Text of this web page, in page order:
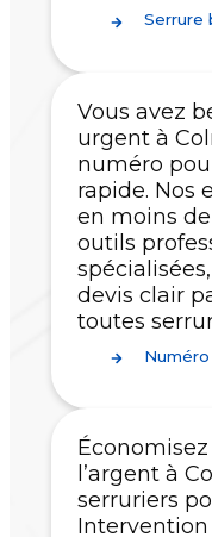
Serrure
Vous avez
urgent à
numéro
rapide. Nos
en moins
outils
devis clair
toutes
l’argent à
serruriers